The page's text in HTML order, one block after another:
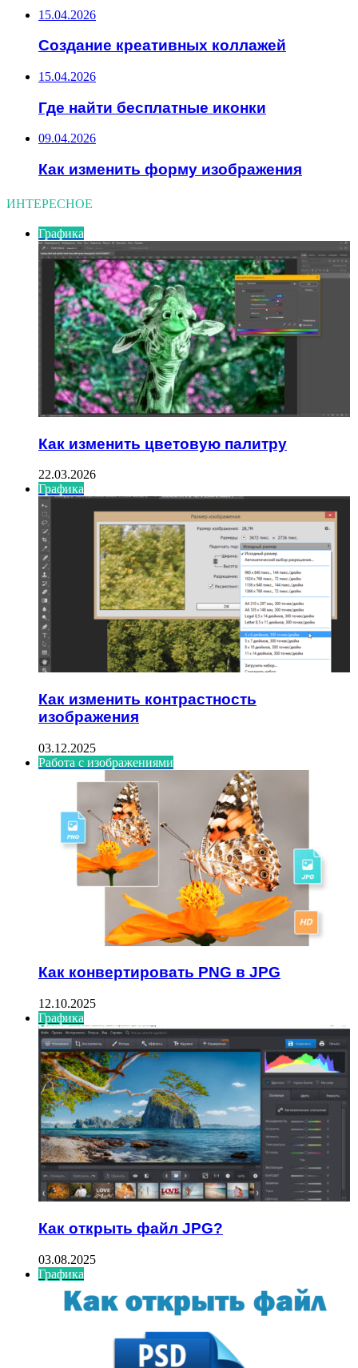
15.04.2026
Создание креативных коллажей
15.04.2026
Где найти бесплатные иконки
09.04.2026
Как изменить форму изображения
ИНТЕРЕСНОЕ
Графика
Как изменить цветовую палитру
22.03.2026
Графика
Как изменить контрастность
изображения
03.12.2025
Работа с изображениями
Как конвертировать PNG в JPG
12.10.2025
Графика
Как открыть файл JPG?
03.08.2025
Графика